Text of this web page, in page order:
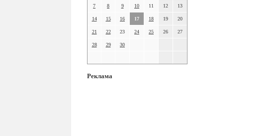
7 8 9 10 11 12 13
14 15 16 17 18 19 20
21 22 23 24 25 26 27
28 29 30
Реклама